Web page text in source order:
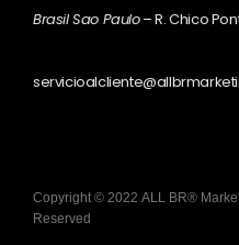
Brasil Sao Paulo– R. Chico
Copyright© 2022 ALL BR®
Reserved